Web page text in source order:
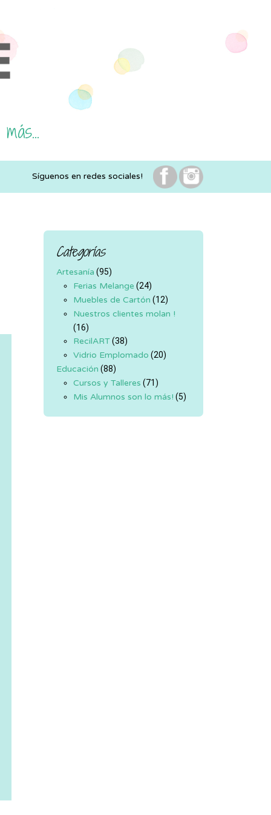
Síguenos en redes sociales!
Categorías
Artesanía (95)
Ferias Melange (24)
Muebles de Cartón (12)
Nuestros clientes molan !
(16)
RecilART(38)
Vidrio Emplomado (20)
Educación (88)
Cursos y Talleres (71)
Mis Alumnos son lo más! (5)